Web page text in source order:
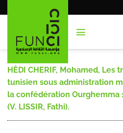
al
HÈDI CHERIF, Mohamed, Les
tunisien sous administration
la confédération Ourghemma
(V. LISSIR, Fathi).